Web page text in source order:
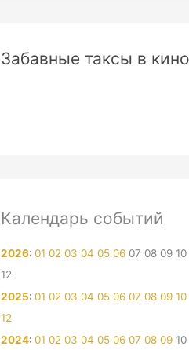
Забавные таксы в кино
Календарь событий
2026: 01 02 03 04 05 06 07 08 09 10
12
2025: 01 02 03 04 05 06 07 08 09 10
12
2024: 01 02 03 04 05 06 07 08 09 10